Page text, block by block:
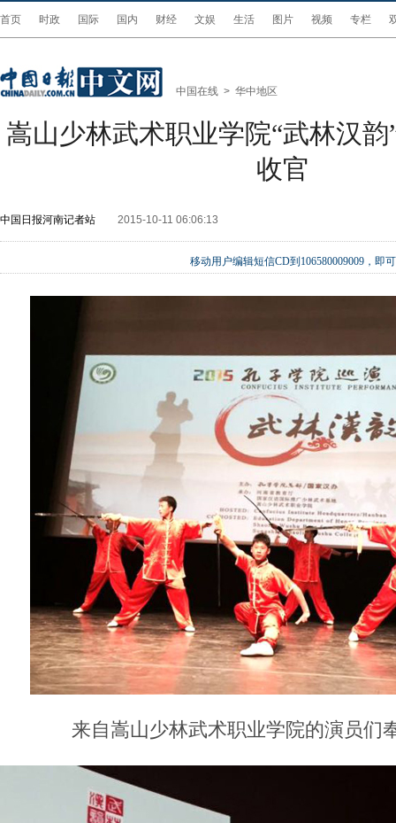
首页 时政 国际 国内 财经 文娱 生活 图片 视频 专栏
中国在线 > 华中地区
嵩山少林武术职业学院“武林汉
收官
中国日报河南记者站 2015-10-11 06:06:13
移动用户编辑短信CD到106580009009，即
来自嵩山少林武术职业学院的演员们